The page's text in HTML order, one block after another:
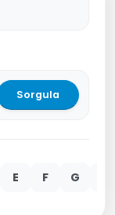
Sorgula
E F G